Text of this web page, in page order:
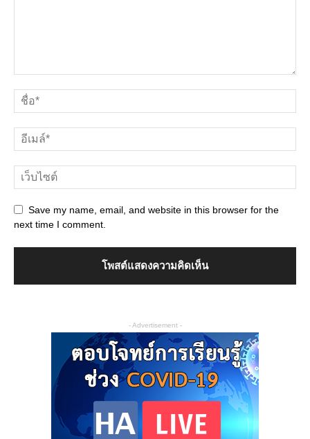
Save my name, email, and website in this browser for the
next time I comment.
- Advertisement -